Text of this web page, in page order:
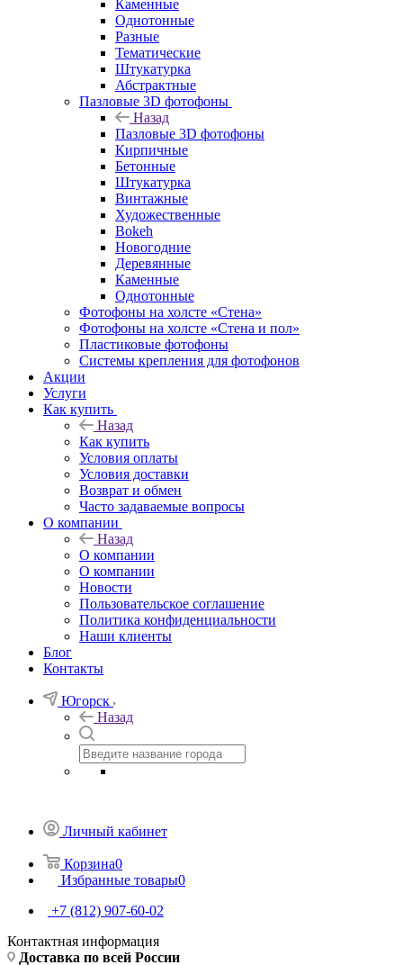
Каменные
Однотонные
Разные
Тематические
Штукатурка
Абстрактные
Пазловые 3D фотофоны
Назад
Пазловые 3D фотофоны
Кирпичные
Бетонные
Штукатурка
Винтажные
Художественные
Bokeh
Новогодние
Деревянные
Каменные
Однотонные
Фотофоны на холсте «Стена»
Фотофоны на холсте «Стена и пол»
Пластиковые фотофоны
Системы крепления для фотофонов
Акции
Услуги
Как купить
Назад
Как купить
Условия оплаты
Условия доставки
Возврат и обмен
Часто задаваемые вопросы
О компании
Назад
О компании
О компании
Новости
Пользовательское соглашение
Политика конфиденциальности
Наши клиенты
Блог
Контакты
Югорск
Назад
Личный кабинет
Корзина0
Избранные товары0
+7 (812) 907-60-02
Контактная информация
Доставка по всей России